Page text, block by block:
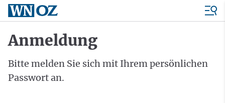
Anmeldung
Bitte melden Sie sich mit Ihrem persönlichen
Passwort an.